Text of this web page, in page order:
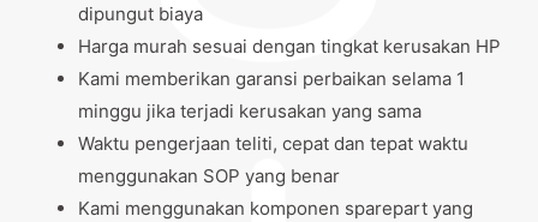
dipungut biaya
Harga murah sesuai dengan tingkat kerusakan HP
Kami memberikan garansi perbaikan selama 1
minggu jika terjadi kerusakan yang sama
Waktu pengerjaan teliti, cepat dan tepat waktu
menggunakan SOP yang benar
Kami menggunakan komponen sparepart yang